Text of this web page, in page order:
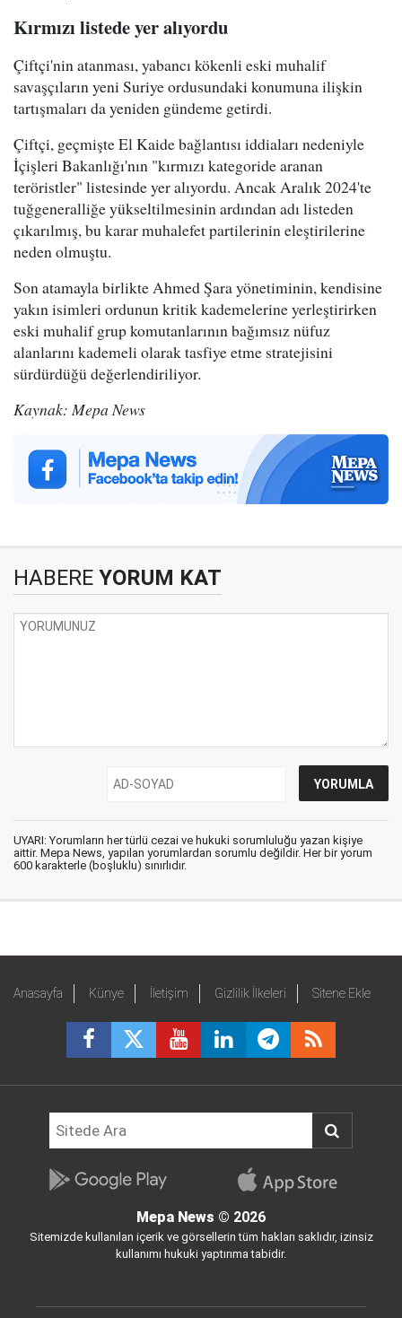
Kırmızı listede yer alıyordu
Çiftçi'nin atanması, yabancı kökenli eski muhalif
savaşçıların yeni Suriye ordusundaki konumuna ilişkin
tartışmaları da yeniden gündeme getirdi.
Çiftçi, geçmişte El Kaide bağlantısı iddiaları nedeniyle
İçişleri Bakanlığı'nın "kırmızı kategoride aranan
teröristler" listesinde yer alıyordu. Ancak Aralık 2024'te
tuğgeneralliğe yükseltilmesinin ardından adı listeden
çıkarılmış, bu karar muhalefet partilerinin eleştirilerine
neden olmuştu.
Son atamayla birlikte Ahmed Şara yönetiminin, kendisine
yakın isimleri ordunun kritik kademelerine yerleştirirken
eski muhalif grup komutanlarının bağımsız nüfuz
alanlarını kademeli olarak tasfiye etme stratejisini
sürdürdüğü değerlendiriliyor.
Kaynak: Mepa News
HABERE YORUM KAT
UYARI: Yorumların her türlü cezai ve hukuki sorumluluğu yazan kişiye
aittir. Mepa News, yapılan yorumlardan sorumlu değildir. Her bir yorum
600 karakterle (boşluklu) sınırlıdır.
Anasayfa Künye İletişim Gizlilik İlkeleri Sitene Ekle
Mepa News © 2026
Sitemizde kullanılan içerik ve görsellerin tüm hakları saklıdır, izinsiz
kullanımı hukuki yaptırıma tabidir.